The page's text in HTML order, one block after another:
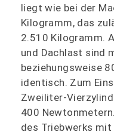
liegt wie bei der
Kilogramm, das
2.510 Kilogramm.
und Dachlast sind
beziehungsweise
identisch. Zum
Zweiliter-
400
des Triebwerks mit